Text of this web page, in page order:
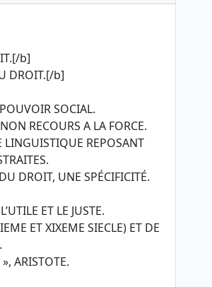
b]
DROIT.[/b]
SOCIAL.
RECOURS A LA FORCE.
REPOSANT
DROIT, UNE SPÉCIFICITÉ.
ET LE JUSTE.
ET XIXEME SIECLE) ET DE
», ARISTOTE.